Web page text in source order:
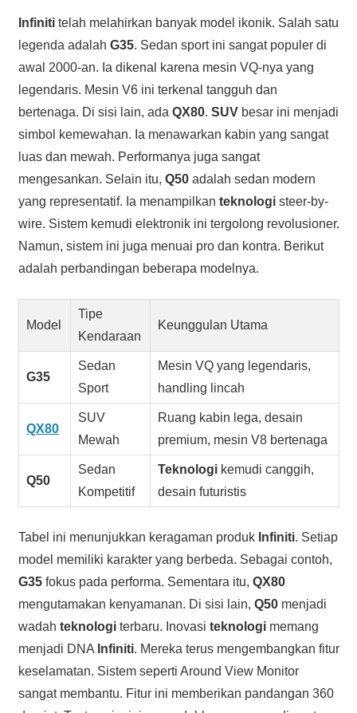
Infinititelah melahirkan banyak model ikonik. Salah satu
legenda adalah G35. Sedan sport ini sangat populer di
awal 2000-an. Ia dikenal karena mesin VQ-nya yang
legendaris. Mesin V6 ini terkenal tangguh dan
bertenaga. Di sisi lain, ada QX80. SUVbesar ini menjadi
simbol kemewahan. Ia menawarkan kabin yang sangat
luas dan mewah. Performanya juga sangat
mengesankan. Selain itu, Q50adalah sedan modern
yang representatif. Ia menampilkan teknologisteer-by-
wire. Sistem kemudi elektronik ini tergolong revolusioner.
Namun, sistem ini juga menuai pro dan kontra. Berikut
adalah perbandingan beberapa modelnya.
Model
Tipe
Kendaraan
Keunggulan Utama
G35
Sedan
Sport
Mesin VQ yang legendaris,
handling lincah
QX80
SUV
Mewah
Ruang kabin lega, desain
premium, mesin V8 bertenaga
Q50
Sedan
Kompetitif
Teknologi kemudi canggih,
desain futuristis
Tabel ini menunjukkan keragaman produk Infiniti. Setiap
model memiliki karakter yang berbeda. Sebagai contoh,
G35fokus pada performa. Sementara itu, QX80
mengutamakan kenyamanan. Di sisi lain, Q50menjadi
wadah teknologiterbaru. Inovasi teknologimemang
menjadi DNA Infiniti. Mereka terus mengembangkan fitur
keselamatan. Sistem seperti Around View Monitor
sangat membantu. Fitur ini memberikan pandangan 360